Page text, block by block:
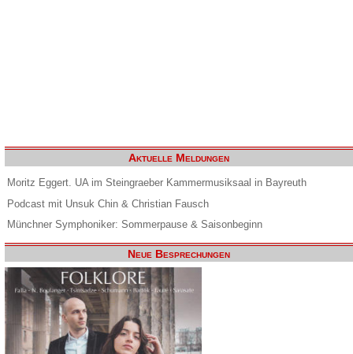
Aktuelle Meldungen
Moritz Eggert. UA im Steingraeber Kammermusiksaal in Bayreuth
Podcast mit Unsuk Chin & Christian Fausch
Münchner Symphoniker: Sommerpause & Saisonbeginn
Neue Besprechungen